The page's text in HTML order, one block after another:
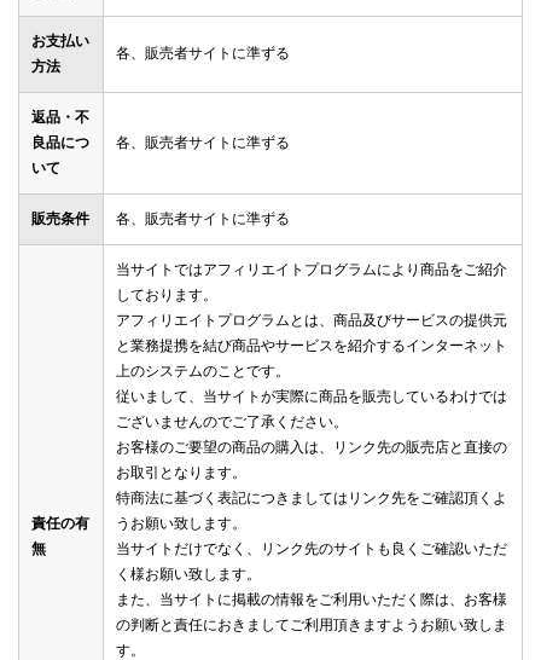
お支払い
方法
各、販売者サイトに準ずる
返品・不
良品につ
いて
各、販売者サイトに準ずる
販売条件 各、販売者サイトに準ずる
責任の有
無
当サイトではアフィリエイトプログラムにより商品をご紹介
しております。
アフィリエイトプログラムとは、商品及びサービスの提供元
と業務提携を結び商品やサービスを紹介するインターネット
上のシステムのことです。
従いまして、当サイトが実際に商品を販売しているわけでは
ございませんのでご了承ください。
お客様のご要望の商品の購入は、リンク先の販売店と直接の
お取引となります。
特商法に基づく表記につきましてはリンク先をご確認頂くよ
うお願い致します。
当サイトだけでなく、リンク先のサイトも良くご確認いただ
く様お願い致します。
また、当サイトに掲載の情報をご利用いただく際は、お客様
の判断と責任におきましてご利用頂きますようお願い致しま
す。